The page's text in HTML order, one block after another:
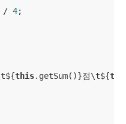
/ 4;
this.getSum()}점\t${